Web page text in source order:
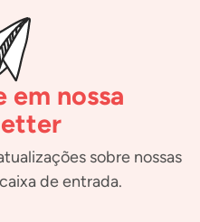
em nossa
sobre nossas
de entrada.